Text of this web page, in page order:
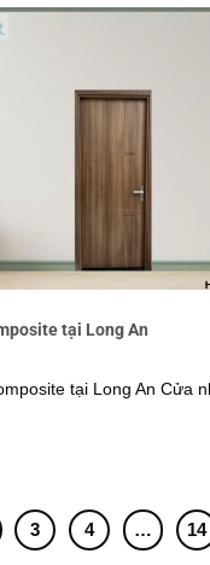
tại Long An
tại Long An Cửa
3 4 … 14